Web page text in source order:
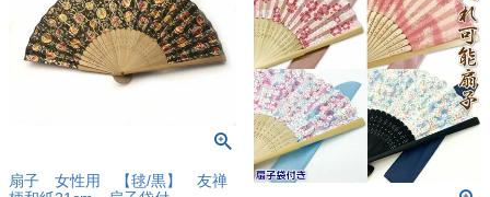
扇子 女性用 【毬/黒】 友禅